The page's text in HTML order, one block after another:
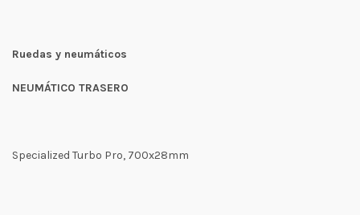
Ruedas y neumáticos
NEUMÁTICO TRASERO
Specialized Turbo Pro, 700x28mm